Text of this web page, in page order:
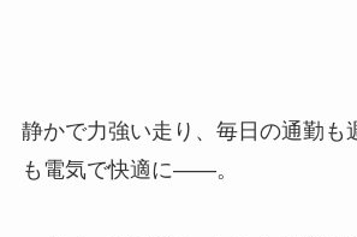
静かで力強い走り、毎日の通勤も
も電気で快適に――。